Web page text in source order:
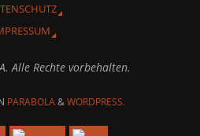
Alle Rechte vorbehalten.
PARABOLA&WORDPRESS.